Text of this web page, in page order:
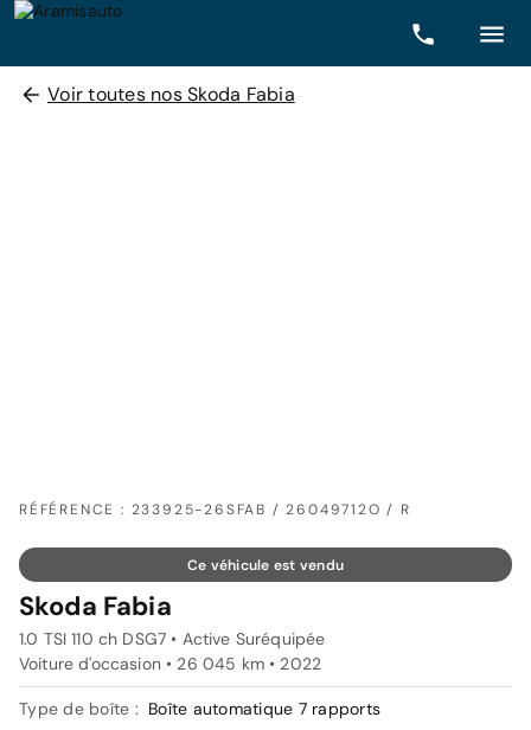
Voir toutes nos Skoda Fabia
RÉFÉRENCE : 233925-26SFAB / 26049712O / R
Ce véhicule est vendu
Skoda Fabia
1.0 TSI 110 ch DSG7 • Active Suréquipée
Voiture d'occasion • 26 045 km • 2022
Type de boîte : Boîte automatique 7 rapports